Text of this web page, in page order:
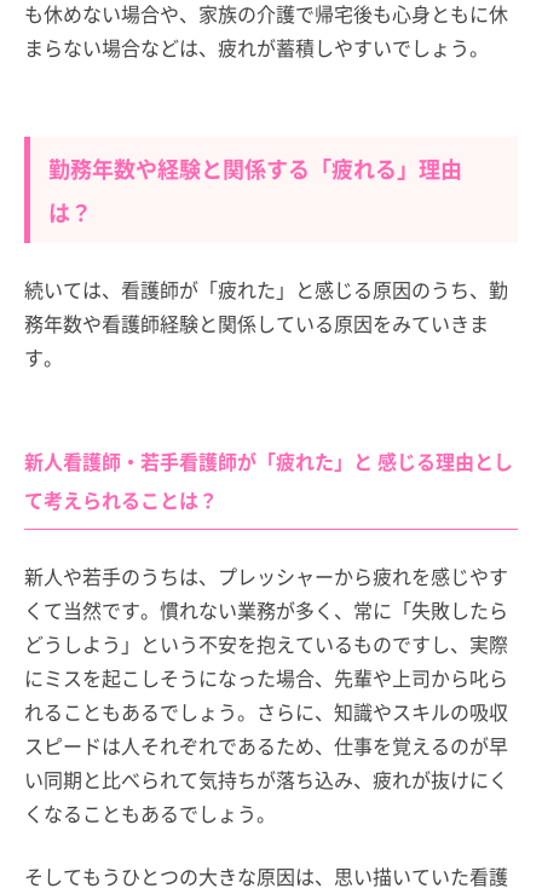
も休めない場合や、家族の介護で帰宅後も心身ともに休
まらない場合などは、疲れが蓄積しやすいでしょう。
勤務年数や経験と関係する「疲れる」理由
は？
続いては、看護師が「疲れた」と感じる原因のうち、勤
務年数や看護師経験と関係している原因をみていきま
す。
新人看護師・若手看護師が「疲れた」と 感じる理由とし
て考えられることは？
新人や若手のうちは、プレッシャーから疲れを感じやす
くて当然です。慣れない業務が多く、常に「失敗したら
どうしよう」という不安を抱えているものですし、実際
にミスを起こしそうになった場合、先輩や上司から叱ら
れることもあるでしょう。さらに、知識やスキルの吸収
スピードは人それぞれであるため、仕事を覚えるのが早
い同期と比べられて気持ちが落ち込み、疲れが抜けにく
くなることもあるでしょう。
そしてもうひとつの大きな原因は、思い描いていた看護